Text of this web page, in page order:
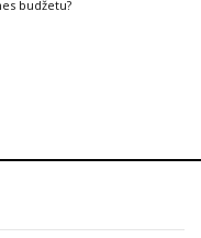
budžetu?